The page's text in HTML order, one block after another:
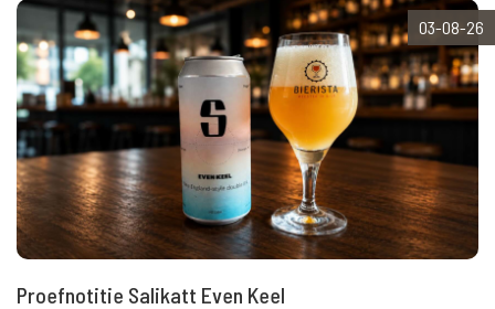
03-08-26
Proefnotitie Salikatt Even Keel